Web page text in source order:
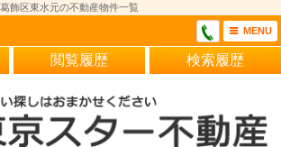
飾区東水元の不動産物件一覧
MENU
閲覧履歴 検索履歴